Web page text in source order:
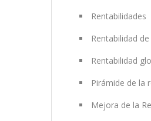
Rentabilidades
Rentabilidad
Rentabilidad
Pirámide de la
Mejora de la